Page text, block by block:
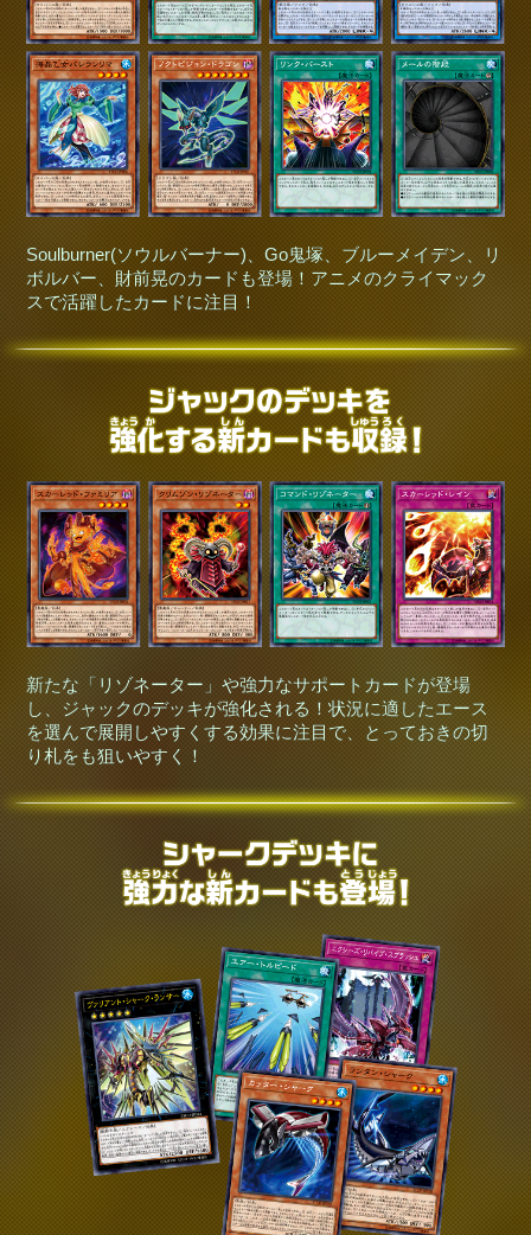
Soulburner(ソウルバーナー)、Go鬼塚、ブルーメイデン、リ
ボルバー、財前晃のカードも登場！アニメのクライマック
スで活躍したカードに注目！
新たな「リゾネーター」や強力なサポートカードが登場
し、ジャックのデッキが強化される！状況に適したエース
を選んで展開しやすくする効果に注目で、とっておきの切
り札をも狙いやすく！